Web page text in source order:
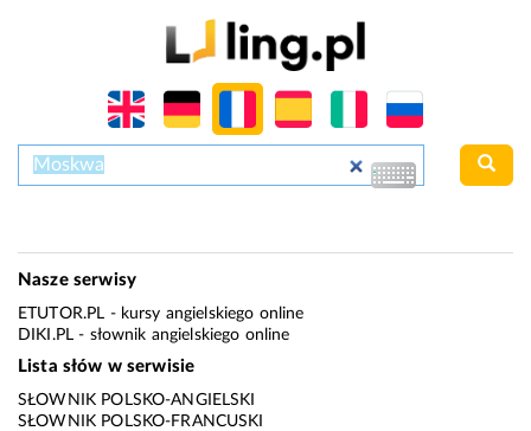
Nasze serwisy
ETUTOR.PL - kursy angielskiego online
DIKI.PL - słownik angielskiego online
Lista słów w serwisie
SŁOWNIK POLSKO-ANGIELSKI
SŁOWNIK POLSKO-FRANCUSKI